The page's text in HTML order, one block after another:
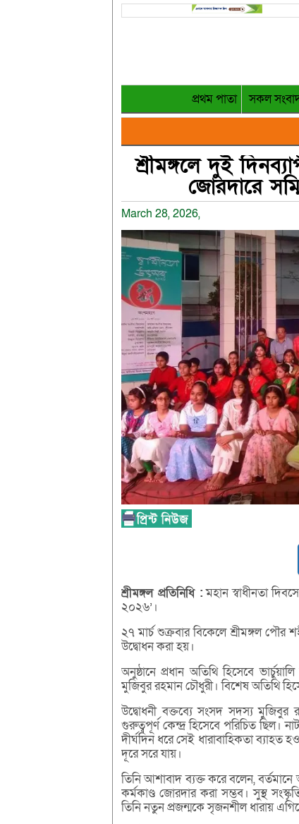
প্রথম পাতা সকল
শ্রীমঙ্গলে দুই
জোরদারে
March 28, 2026,
শ্রীমঙ্গল প্রতিনিধি :মহান স্বাধীনতা
২০২৬’।
২৭ মার্চ শুক্রবার বিকেলে শ্রীমঙ্গল পৌর
উদ্বোধন করা হয়।
অনুষ্ঠানে প্রধান অতিথি হিসেবে
মুজিবুর রহমান চৌধুরী। বিশেষ অতিথি
উদ্বোধনী বক্তব্যে সংসদ সদস্য মুজিবুর
গুরুত্বপূর্ণ কেন্দ্র হিসেবে পরিচিত ছিল।
দীর্ঘদিন ধরে সেই ধারাবাহিকতা ব্যাহত
দূরে সরে যায়।
তিনি আশাবাদ ব্যক্ত করে বলেন,
কর্মকাণ্ড জোরদার করা সম্ভব। সুস্থ
তিনি নতুন প্রজন্মকে সৃজনশীল ধারায়